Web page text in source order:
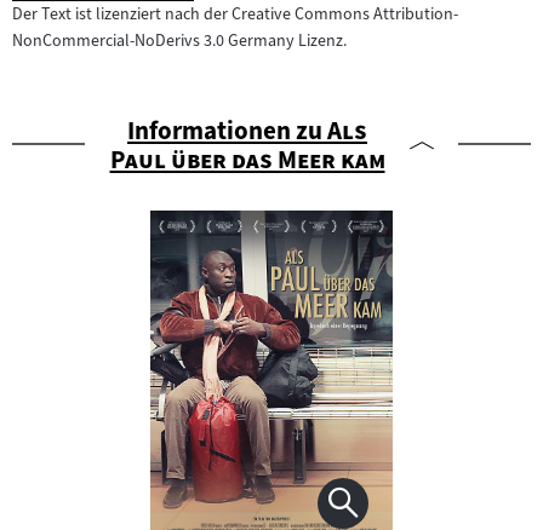
Der Text ist lizenziert nach der Creative Commons Attribution-
NonCommercial-NoDerivs 3.0 Germany Lizenz.
Informationen zu"
Als
Paul über das Meer kam"